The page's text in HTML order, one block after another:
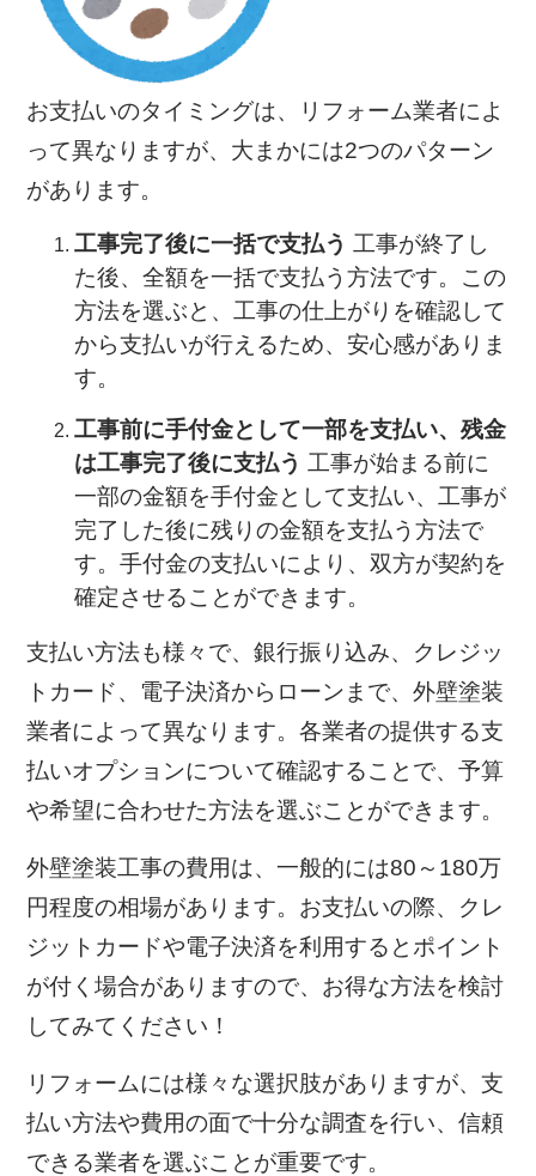
お支払いのタイミングは、リフォーム業者によ
って異なりますが、大まかには2つのパターン
があります。
工事完了後に一括で支払う 工事が終了し
た後、全額を一括で支払う方法です。この
方法を選ぶと、工事の仕上がりを確認して
から支払いが行えるため、安心感がありま
す。
工事前に手付金として一部を支払い、残金
は工事完了後に支払う 工事が始まる前に
一部の金額を手付金として支払い、工事が
完了した後に残りの金額を支払う方法で
す。手付金の支払いにより、双方が契約を
確定させることができます。
支払い方法も様々で、銀行振り込み、クレジッ
トカード、電子決済からローンまで、外壁塗装
業者によって異なります。各業者の提供する支
払いオプションについて確認することで、予算
や希望に合わせた方法を選ぶことができます。
外壁塗装工事の費用は、一般的には80～180万
円程度の相場があります。お支払いの際、クレ
ジットカードや電子決済を利用するとポイント
が付く場合がありますので、お得な方法を検討
してみてください！
リフォームには様々な選択肢がありますが、支
払い方法や費用の面で十分な調査を行い、信頼
できる業者を選ぶことが重要です。